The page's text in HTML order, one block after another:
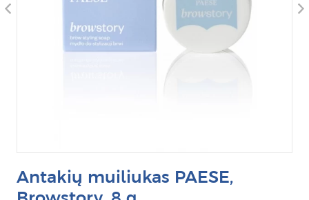
Antakių muiliukas PAESE,